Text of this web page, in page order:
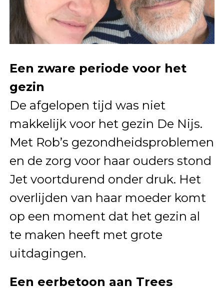
Een zware periode voor het
gezin
De afgelopen tijd was niet
makkelijk voor het gezin De Nijs.
Met Rob’s gezondheidsproblemen
en de zorg voor haar ouders stond
Jet voortdurend onder druk. Het
overlijden van haar moeder komt
op een moment dat het gezin al
te maken heeft met grote
uitdagingen.
Een eerbetoon aan Trees